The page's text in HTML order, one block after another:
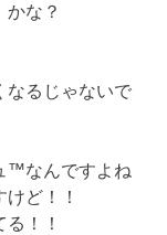
な？
なるじゃないで
™なんですよね
ど！！
！！